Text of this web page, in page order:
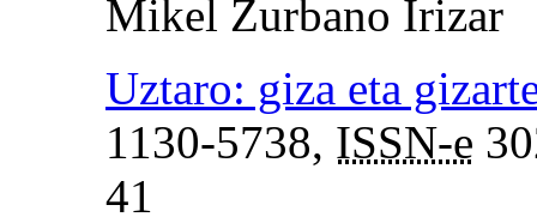
Mikel Zurbano Irizar
Uztaro: giza eta
1130-5738, ISSN-e
41